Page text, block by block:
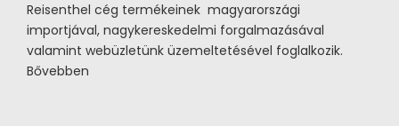
Reisenthel cég termékeinek magyarországi
importjával, nagykereskedelmi forgalmazásával
valamint webüzletünk üzemeltetésével foglalkozik.
Bővebben